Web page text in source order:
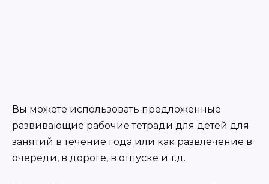
Вы можете использовать предложенные
развивающие рабочие тетради для детей для
занятий в течение года или как развлечение в
очереди, в дороге, в отпуске и т.д.